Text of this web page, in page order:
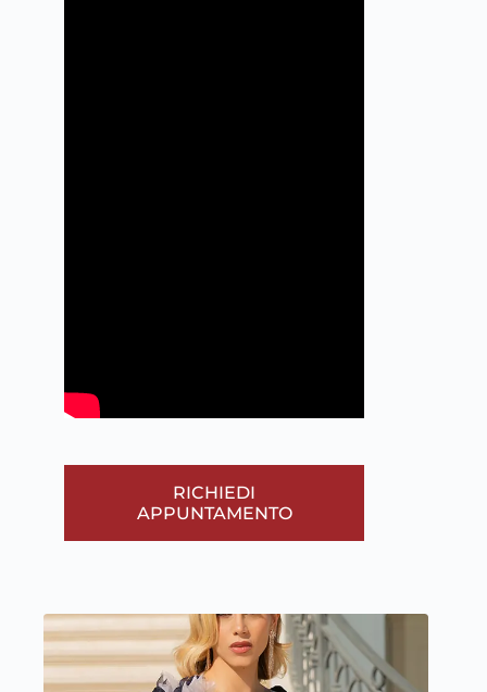
RICHIEDI
APPUNTAMENTO